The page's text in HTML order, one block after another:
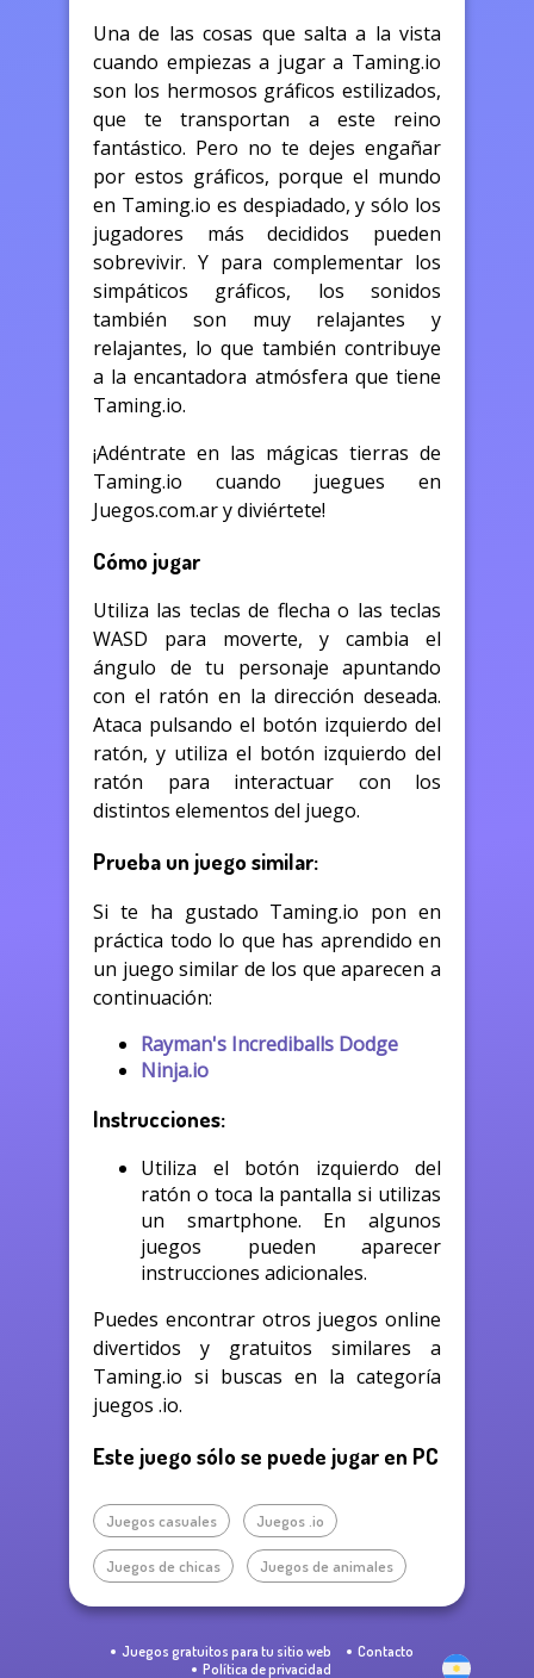
Una de las cosas que salta a la vista
cuando empiezas a jugar a Taming.io
son los hermosos gráficos estilizados,
que te transportan a este reino
fantástico. Pero no te dejes engañar
por estos gráficos, porque el mundo
en Taming.io es despiadado, y sólo los
jugadores más decididos pueden
sobrevivir. Y para complementar los
simpáticos gráficos, los sonidos
también son muy relajantes y
relajantes, lo que también contribuye
a la encantadora atmósfera que tiene
Taming.io.
¡Adéntrate en las mágicas tierras de
Taming.io cuando juegues en
Juegos.com.ar y diviértete!
Cómo jugar
Utiliza las teclas de flecha o las teclas
WASD para moverte, y cambia el
ángulo de tu personaje apuntando
con el ratón en la dirección deseada.
Ataca pulsando el botón izquierdo del
ratón, y utiliza el botón izquierdo del
ratón para interactuar con los
distintos elementos del juego.
Prueba un juego similar:
Si te ha gustado Taming.io pon en
práctica todo lo que has aprendido en
un juego similar de los que aparecen a
continuación:
Rayman's Incrediballs Dodge
Ninja.io
Instrucciones:
Utiliza el botón izquierdo del
ratón o toca la pantalla si utilizas
un smartphone. En algunos
juegos pueden aparecer
instrucciones adicionales.
Puedes encontrar otros juegos online
divertidos y gratuitos similares a
Taming.io si buscas en la categoría
juegos .io.
Este juego sólo se puede jugar en PC
Juegos casuales Juegos .io
Juegos de chicas Juegos de animales
Juegos gratuitos para tu sitio web
Contacto
Política de privacidad